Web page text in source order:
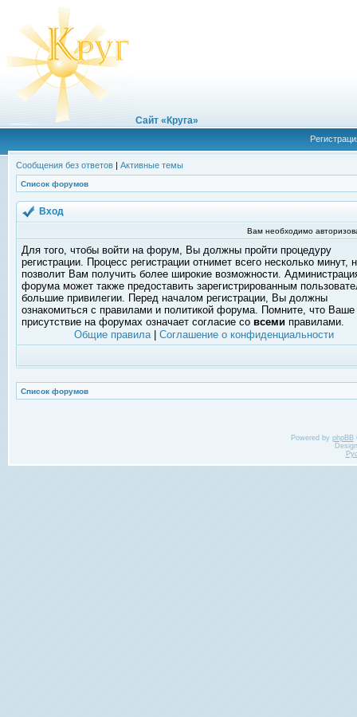
Сайт «Круга»
Сообщения без ответов | Активные темы
Список форумов
Вход
Вам необходимо
Для того, чтобы войти на форум, Вы должны пройти процедуру
регистрации. Процесс регистрации отнимет всего несколько минут,
позволит Вам получить более широкие возможности.
форума может также предоставить зарегистрированным
большие привилегии. Перед началом регистрации, Вы должны
ознакомиться с правилами и политикой форума. Помните, что Ваше
присутствие на форумах означает согласие со всеми правилами.
Общие правила| Соглашение о конфиденциальности
Список форумов
Powered by phpBB